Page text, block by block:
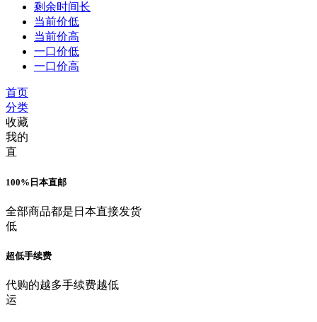
剩余时间长
当前价低
当前价高
一口价低
一口价高
首页
分类
收藏
我的
直
100%日本直邮
全部商品都是日本直接发货
低
超低手续费
代购的越多手续费越低
运